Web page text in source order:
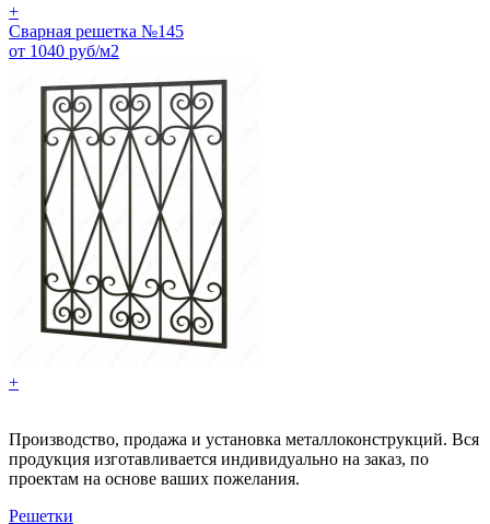
+
Сварная решетка №145
от 1040 руб/м2
+
Производство, продажа и установка металлоконструкций. Вся
продукция изготавливается индивидуально на заказ, по
проектам на основе ваших пожелания.
Решетки